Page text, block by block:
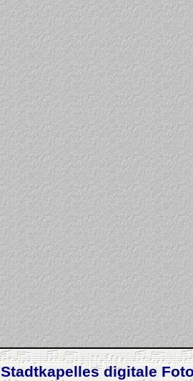
Stadtkapelles digitale